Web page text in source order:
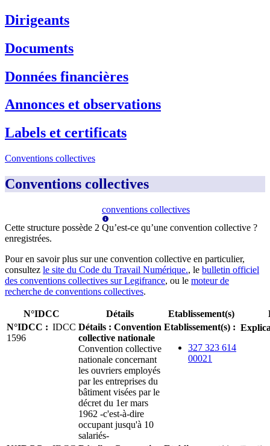
Dirigeants
Documents
Données financières
Annonces et observations
Labels et certificats
Conventions collectives
Conventions collectives
Cette structure possède 2
conventions collectives
Qu’est-ce qu’une convention collective ?
enregistrées.
Pour en savoir plus sur une convention collective en particulier,
consultez le site du Code du Travail Numérique., le bulletin officiel
des conventions collectives sur Legifrance, ou le moteur de
recherche de conventions collectives.
N°IDCC Détails Etablissement(s)
N°IDCC : IDCC
1596
Détails : Convention
collective nationale
Convention collective
nationale concernant
les ouvriers employés
par les entreprises du
bâtiment visées par le
décret du 1er mars
1962 -c'est-à-dire
occupant jusqu'à 10
salariés-
Etablissement(s) :
327 323 614
00021